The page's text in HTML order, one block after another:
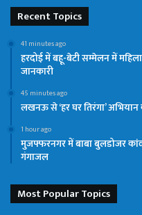
Recent Topics
41 minutes ago
हरदोई में बहू-बेटी सम्मेलन में
जानकारी
45 minutes ago
लखनऊ से ‘हर घर तिरंगा’ अभियान
1 hour ago
मुजफ्फरनगर में बाबा बुलडोजर
गंगाजल
Most Popular Topics